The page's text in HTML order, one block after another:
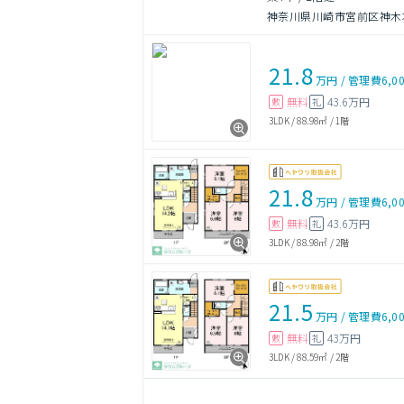
神奈川県川崎市宮前区神
21.8万円 /管理費
敷 無料 礼 43.6万円
3LDK/88.98㎡ / 1階
21.8万円 /管理費
敷 無料 礼 43.6万円
3LDK/88.98㎡ /2階
21.5 万円 /管理費
敷 無料 礼 43万円
3LDK/88.59㎡ /2階